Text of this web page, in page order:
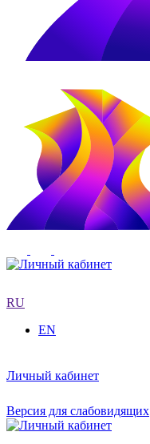
RU
EN
Личный кабинет
Версия для слабовидящих